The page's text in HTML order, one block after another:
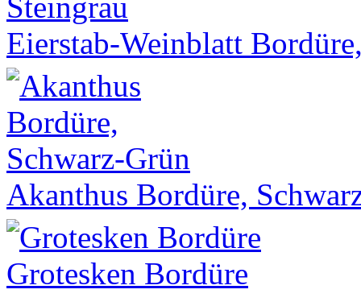
Eierstab-Weinblatt
Akanthus Bordüre,
Grotesken Bordüre